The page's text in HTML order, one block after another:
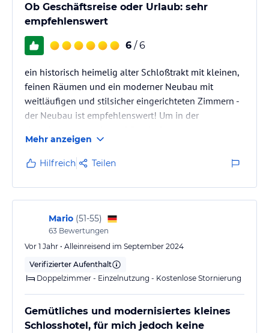
Ob Geschäftsreise oder Urlaub: sehr
empfehlenswert
6 / 6
ein historisch heimelig alter Schloßtrakt mit kleinen,
feinen Räumen und ein moderner Neubau mit
weitläufigen und stilsicher eingerichteten Zimmern -
der Neubau ist empfehlenswert! Um in der
aufgehoben zu sein oder auch für einen Urlaub in
jedem Fall gut geeignet. Fein auch, dass es eine E-
Ladestation gibt!
Mehr anzeigen
Hilfreich Teilen
Mario (51-55)
63 Bewertungen
Vor 1 Jahr • Alleinreisend im September 2024
Verifizierter Aufenthalt
Doppelzimmer - Einzelnutzung - Kostenlose Stornierung
Gemütliches und modernisiertes kleines
Schlosshotel, für mich jedoch keine